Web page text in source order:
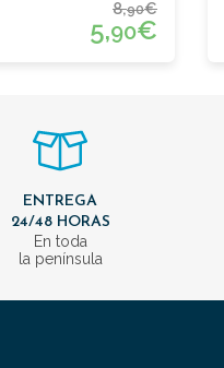
8,90€
5,90€
ENTREGA
24/48 HORAS
En toda
la península